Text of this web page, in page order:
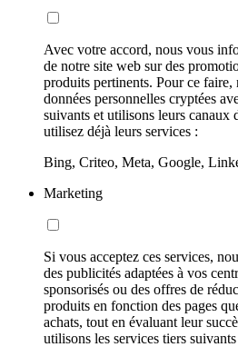
Avec votre accord, nous vous
de notre site web sur des
produits pertinents. Pour ce faire,
données personnelles cryptées
suivants et utilisons leurs canaux
utilisez déjà leurs services :
Bing, Criteo, Meta, Google,
Marketing
Si vous acceptez ces services,
des publicités adaptées à vos
sponsorisés ou des offres de
produits en fonction des pages
achats, tout en évaluant leur
utilisons les services tiers